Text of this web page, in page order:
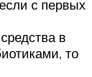
с первых
в
то